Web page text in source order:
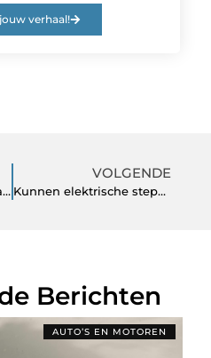
verhaal!
Hoe kom ik goedkoop aan een Blackfox laars?
VOLGENDE
Kunnen elektrische steps heuvels op (wat fabrikanten niet willen dat u weet)
Berichten
AUTO’S EN MOTOREN